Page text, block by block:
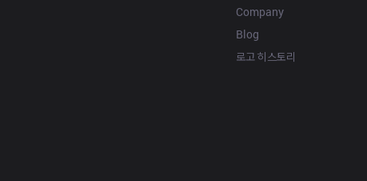
Company
Blog
로고 히스토리